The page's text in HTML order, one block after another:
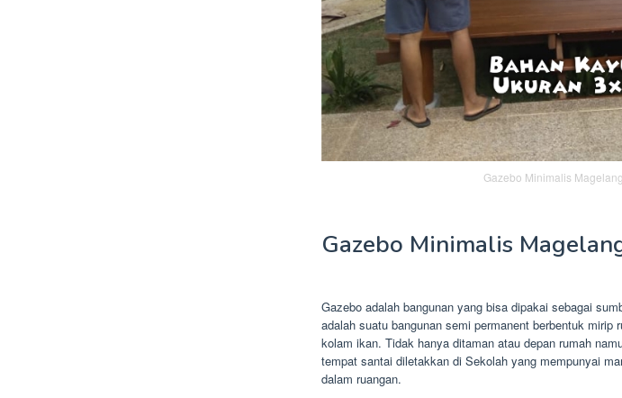
Gazebo Minimalis
Gazebo Minimalis
Gazebo adalah bangunan yang bisa dipakai sebagai
adalah suatu bangunan semi permanent berbentuk
kolam ikan. Tidak hanya ditaman atau depan rumah
tempat santai diletakkan di Sekolah yang mempunyai
dalam ruangan.